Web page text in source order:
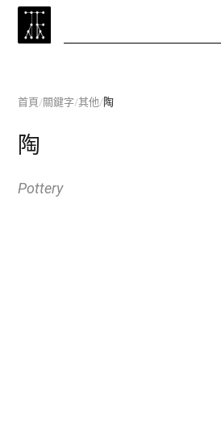
首頁/關鍵字/其他/陶
陶
Pottery